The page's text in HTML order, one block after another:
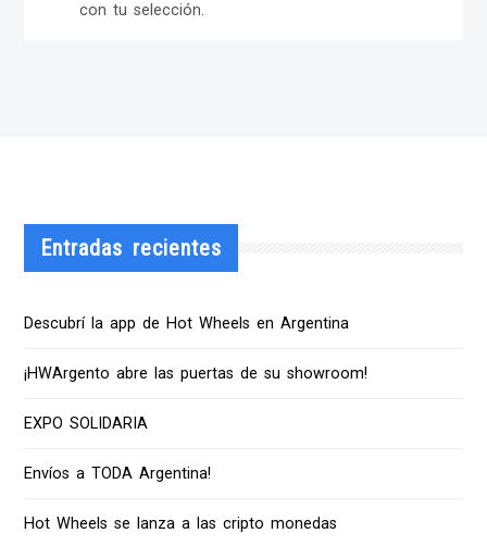
con tu selección.
Entradas recientes
Descubrí la app de Hot Wheels en Argentina
¡HWArgento abre las puertas de su showroom!
EXPO SOLIDARIA
Envíos a TODA Argentina!
Hot Wheels se lanza a las cripto monedas